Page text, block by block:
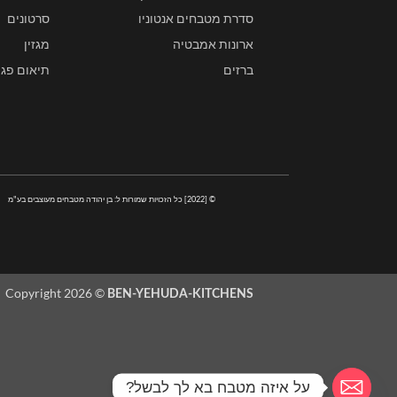
סדרת מטבחים אנטוניו
ארונות אמבטיה
ברזים
סרטונים
מגזין
תיאום
© [2022] כל הזכויות שמורות ל: בן יהודה מטבחים מעוצבים בע"מ
Copyright 2026 © BEN-YEHUDA-KITCHENS
על איזה מטבח בא לך לבשל?